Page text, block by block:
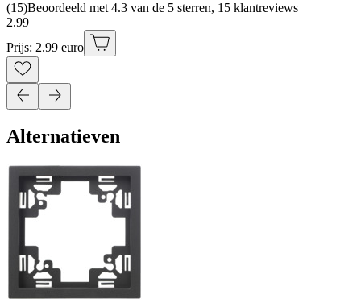
(15)Beoordeeld met 4.3 van de 5 sterren, 15 klantreviews
2.99
Prijs: 2.99 euro
Alternatieven